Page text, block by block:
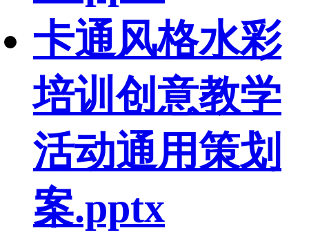
卡通风格水彩
培训创意教学
活动通用策划
案.pptx